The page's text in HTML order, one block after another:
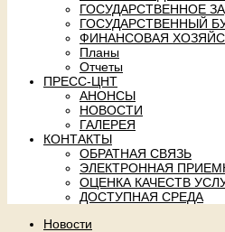
ГОСУДАРСТВЕННОЕ
ГОСУДАРСТВЕННЫЙ
ФИНАНСОВАЯ
Планы
Отчеты
ПРЕСС-ЦНТ
АНОНСЫ
НОВОСТИ
ГАЛЕРЕЯ
КОНТАКТЫ
ОБРАТНАЯ СВЯЗЬ
ЭЛЕКТРОННАЯ
ОЦЕНКА КАЧЕСТВ
ДОСТУПНАЯ СРЕДА
Новости